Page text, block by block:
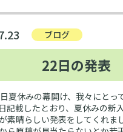
ブログ
22日の発表
夏休みの幕開け、我々にとっ
記載したとおり、夏休みの新
素晴らしい発表をしてくれま